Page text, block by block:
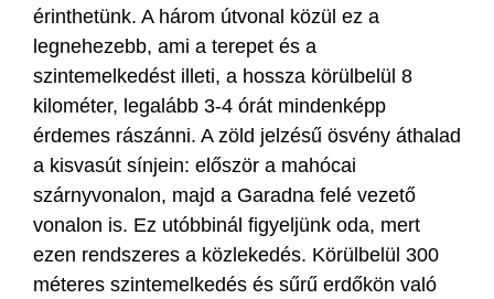
érinthetünk. A három útvonal közül ez a
legnehezebb, ami a terepet és a
szintemelkedést illeti, a hossza körülbelül 8
kilométer, legalább 3-4 órát mindenképp
érdemes rászánni. A zöld jelzésű ösvény áthalad
a kisvasút sínjein: először a mahócai
szárnyvonalon, majd a Garadna felé vezető
vonalon is. Ez utóbbinál figyeljünk oda, mert
ezen rendszeres a közlekedés. Körülbelül 300
méteres szintemelkedés és sűrű erdőkön való